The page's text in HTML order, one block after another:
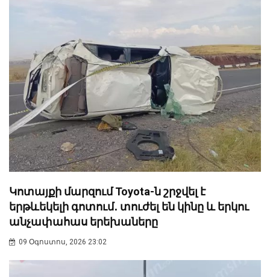
Կոտայքի մարզում Toyota-ն շրջվել է
երթևեկելի գոտում․ տուժել են կինը և երկու
անչափահաս երեխաները
09 Օգոստոս, 2026 23:02